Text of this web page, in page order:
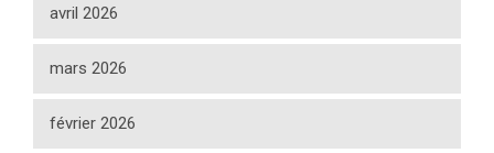
avril 2026
mars 2026
février 2026